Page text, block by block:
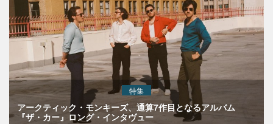
特集
アークティック・モンキーズ、通算7作目となるアルバム
『ザ・カー』ロング・インタヴュー